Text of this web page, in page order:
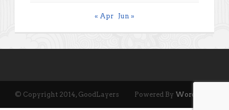
« Apr Jun »
© Copyright 2014, GoodLayers Powered By Wordpress